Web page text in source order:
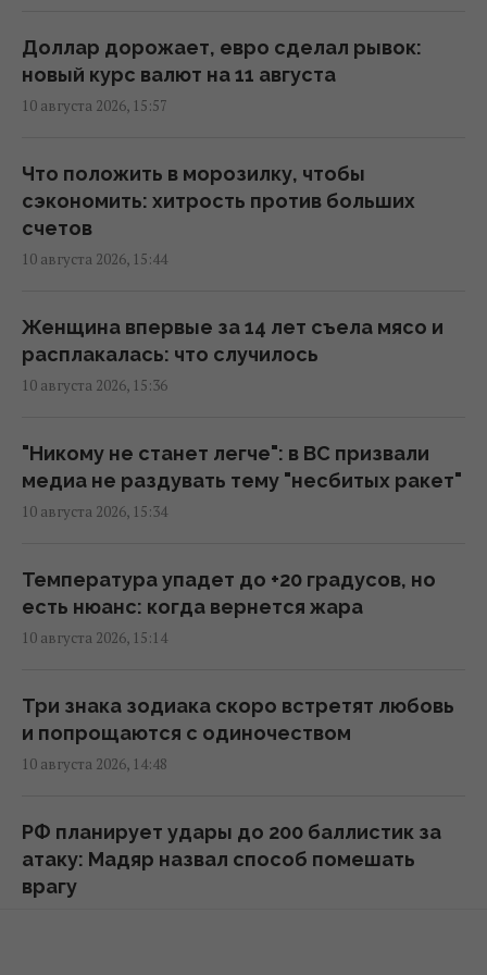
день
15:51 понедельник, 10 августа 2026
кроликов, но вскоре появились
неожиданные гости
15:40 понедельник, 10 августа 2026
шахты без денег на ежедневную работу, -
депутат
15:33 понедельник, 10 августа 2026
Россия хочет остановить сухопутный
агроэкспорт из Украины вслед за морским,
– ISW
ИИ решит, чем сбивать дроны и ракеты: как
будет работать "Купол Микеланджело", –
В Антарктиде нашли более 45 тысяч
15:29 понедельник, 10 августа 2026
Доллар дорожает, евро сделал рывок:
новый курс валют на 11 августа
10 августа 2026, 15:57
Что положить в морозилку, чтобы
сэкономить: хитрость против больших
счетов
10 августа 2026, 15:44
Женщина впервые за 14 лет съела мясо и
расплакалась: что случилось
10 августа 2026, 15:36
"Никому не станет легче": в ВС призвали
медиа не раздувать тему "несбитых ракет"
10 августа 2026, 15:34
Температура упадет до +20 градусов, но
есть нюанс: когда вернется жара
10 августа 2026, 15:14
Три знака зодиака скоро встретят любовь
и попрощаются с одиночеством
10 августа 2026, 14:48
РФ планирует удары до 200 баллистик за
атаку: Мадяр назвал способ помешать
врагу